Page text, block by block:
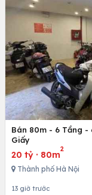
Bán 80m - 6 Tầng -
Giấy
20 tỷ · 80m
2
Thành phố Hà Nội
13 giờ trước